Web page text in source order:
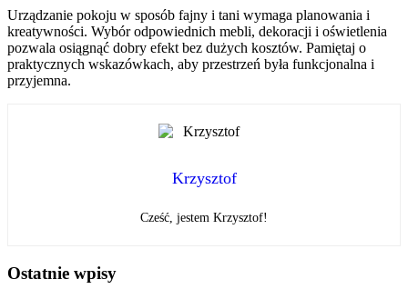
Urządzanie pokoju w sposób fajny i tani wymaga planowania i
kreatywności. Wybór odpowiednich mebli, dekoracji i oświetlenia
pozwala osiągnąć dobry efekt bez dużych kosztów. Pamiętaj o
praktycznych wskazówkach, aby przestrzeń była funkcjonalna i
przyjemna.
Krzysztof
Cześć, jestem Krzysztof!
Ostatnie wpisy